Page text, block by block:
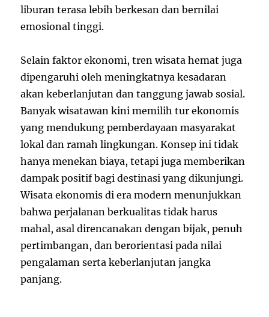
liburan terasa lebih berkesan dan bernilai
emosional tinggi.
Selain faktor ekonomi, tren wisata hemat juga
dipengaruhi oleh meningkatnya kesadaran
akan keberlanjutan dan tanggung jawab sosial.
Banyak wisatawan kini memilih tur ekonomis
yang mendukung pemberdayaan masyarakat
lokal dan ramah lingkungan. Konsep ini tidak
hanya menekan biaya, tetapi juga memberikan
dampak positif bagi destinasi yang dikunjungi.
Wisata ekonomis di era modern menunjukkan
bahwa perjalanan berkualitas tidak harus
mahal, asal direncanakan dengan bijak, penuh
pertimbangan, dan berorientasi pada nilai
pengalaman serta keberlanjutan jangka
panjang.